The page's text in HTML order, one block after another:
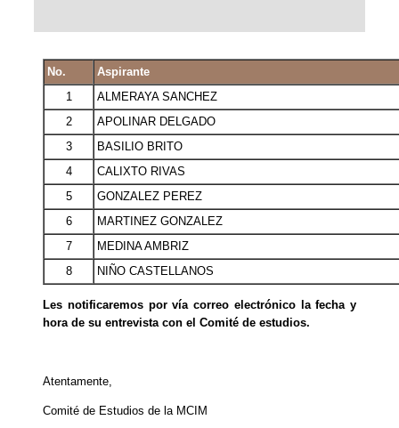
No.
Aspirante
1
ALMERAYA SANCHEZ
2
APOLINAR DELGADO
3
BASILIO BRITO
4
CALIXTO RIVAS
5
GONZALEZ PEREZ
6
MARTINEZ GONZALEZ
7
MEDINA AMBRIZ
8
NIÑO CASTELLANOS
Les notificaremos por vía correo electrónico la fecha y
hora de su entrevista con el Comité de estudios.
Atentamente,
Comité de Estudios de la MCIM